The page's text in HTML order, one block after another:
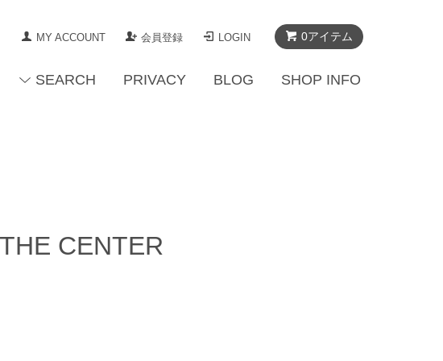
0アイテム
MY ACCOUNT 会員登録 LOGIN
SEARCH PRIVACY BLOG SHOP INFO
CENTER